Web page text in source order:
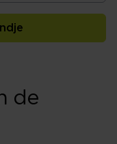
de